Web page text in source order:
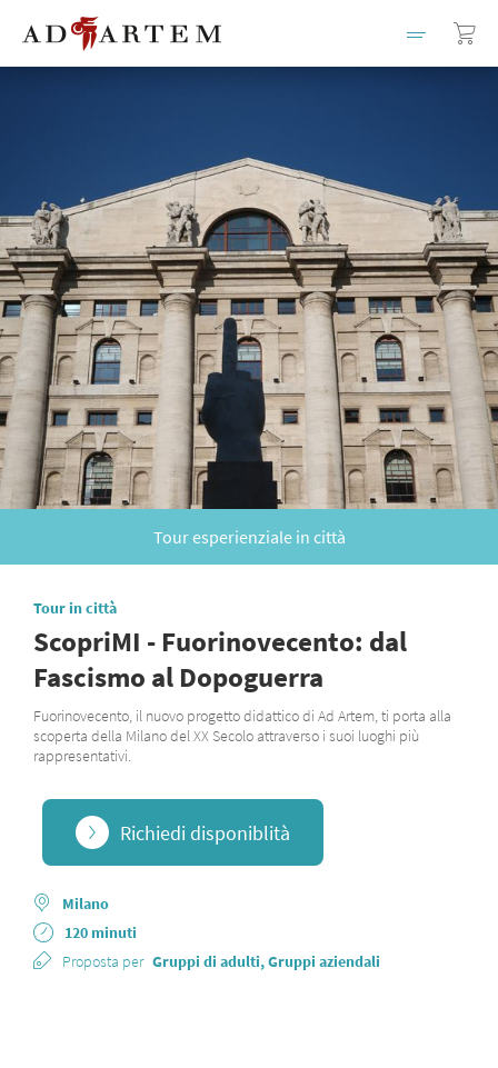
Tour esperienziale in città
Tour in città
ScopriMI - Fuorinovecento: dal
Fascismo al Dopoguerra
Fuorinovecento, il nuovo progetto didattico di Ad Artem, ti porta alla
scoperta della Milano del XX Secolo attraverso i suoi luoghi più
rappresentativi.
Richiedi disponiblità
Milano
120 minuti
Proposta per Gruppi di adulti, Gruppi aziendali